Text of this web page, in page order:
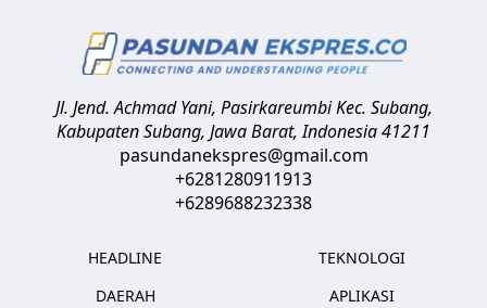
Jl. Jend. Achmad Yani, Pasirkareumbi Kec. Subang,
Kabupaten Subang, Jawa Barat,Indonesia41211
pasundanekspres@gmail.com
+6281280911913
+6289688232338
HEADLINE
DAERAH
TEKNOLOGI
APLIKASI